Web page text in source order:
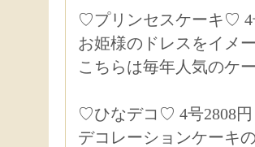
♡プリンセスケーキ♡ 4
お姫様のドレスをイメ
こちらは毎年人気のケ
♡ひなデコ♡ 4号2808円
デコレーションケーキ